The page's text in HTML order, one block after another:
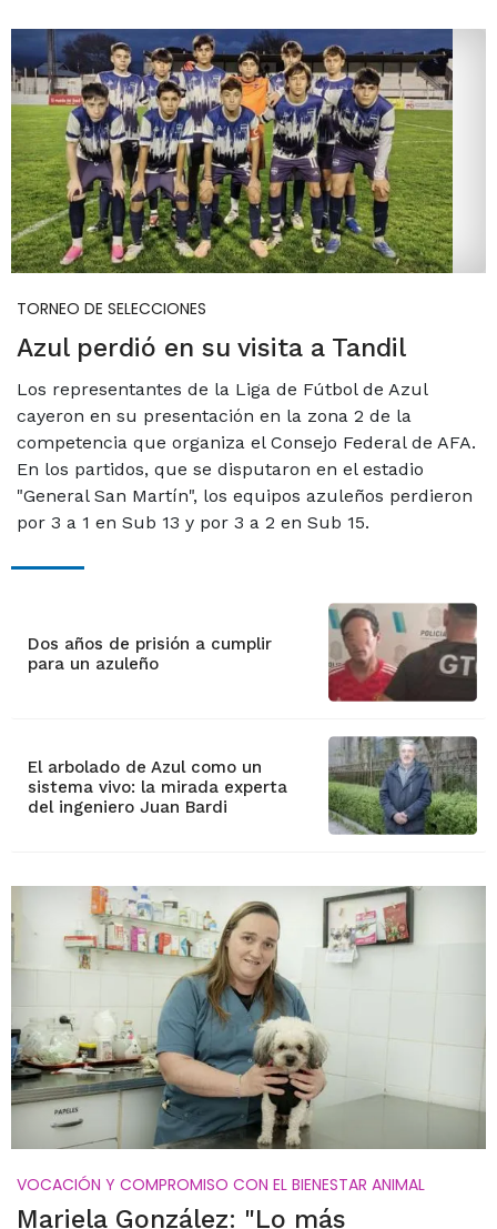
TORNEO DE SELECCIONES
Azul perdió en su visita a Tandil
Los representantes de la Liga de Fútbol de Azul
cayeron en su presentación en la zona 2 de la
competencia que organiza el Consejo Federal de AFA.
En los partidos, que se disputaron en el estadio
"General San Martín", los equipos azuleños perdieron
por 3 a 1 en Sub 13 y por 3 a 2 en Sub 15.
Dos años de prisión a cumplir
para un azuleño
El arbolado de Azul como un
sistema vivo: la mirada experta
del ingeniero Juan Bardi
VOCACIÓN Y COMPROMISO CON EL BIENESTAR ANIMAL
Mariela González: "Lo más